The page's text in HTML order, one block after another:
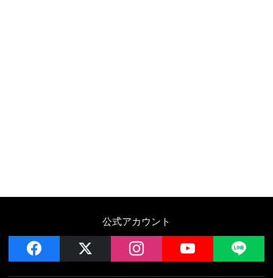
公式アカウント
facebook instagram YouTube